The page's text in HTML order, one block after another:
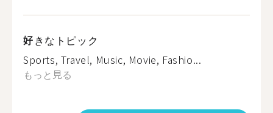
好きなトピック
Sports, Travel, Music, Movie, Fashio...
もっと見る